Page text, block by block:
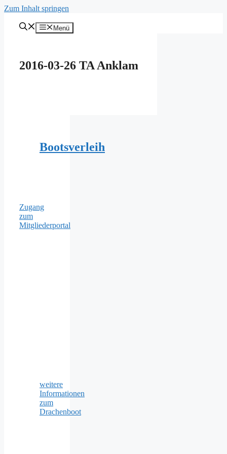
Zum Inhalt springen
Menü
2016-03-26 TA Anklam
Bootsverleih
Zugang
zum
Mitgliederportal
weitere
Informationen
zum
Drachenboot